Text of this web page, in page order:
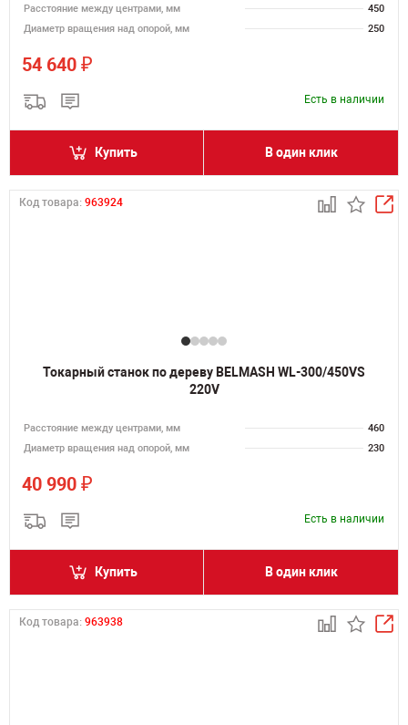
Расстояние между центрами, мм
450
Диаметр вращения над опорой, мм
250
54 640 ₽
Есть в наличии
Купить В один клик
Код товара: 963924
Токарный станок по дереву BELMASH WL-300/450VS
220V
Расстояние между центрами, мм
460
Диаметр вращения над опорой, мм
230
40 990 ₽
Есть в наличии
Купить В один клик
Код товара: 963938